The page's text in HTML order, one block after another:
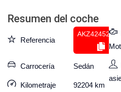
Resumen del coche
Referencia
Carrocería Sedán
Kilometraje 92204 km